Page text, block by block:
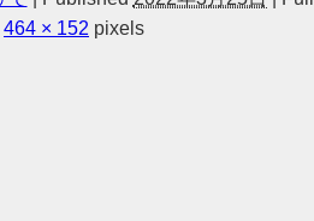
464 × 152 pixels